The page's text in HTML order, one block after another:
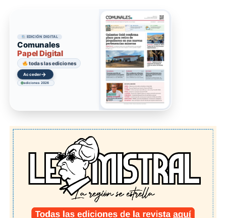
EDICIÓN DIGITAL
Comunales
Papel Digital
todas las ediciones
Acceder→
ediciones 2026